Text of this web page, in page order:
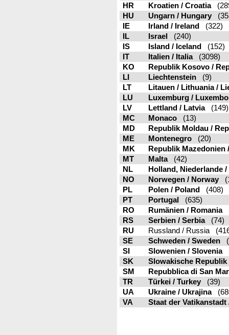
HR
Kroatien / Croatia
HU
Ungarn / Hungary
IE
Irland / Ireland
(322)
IL
Israel
(240)
IS
Island / Iceland
(152)
IT
Italien / Italia(3098)
KO
Republik Kosovo /
LI
Liechtenstein (9)
LT
Litauen / Lithuania /
LU
Luxemburg /
LV
Lettland / Latvia(149)
MC
Monaco (13)
MD
Republik Moldau /
ME
Montenegro (20)
MK
Republik
MT
Malta(42)
NL
Holland, Niederlande
NO
Norwegen / Norway
PL
Polen / Poland
(408)
PT
Portugal
(635)
RO
Rumänien / Romania
RS
Serbien / Serbia(74)
RU
Russland / Russia
SE
Schweden / Sweden
SI
Slowenien / Slovenia
SK
Slowakische
SM
Repubblica di San
TR
Türkei / Turkey (39)
UA
Ukraine / Ukrajina
VA
Staat der Vatikanstadt